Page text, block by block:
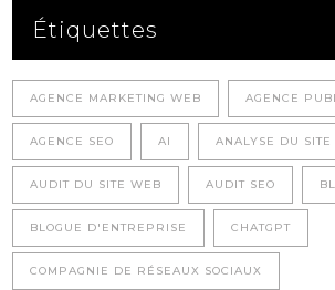
Étiquettes
AGENCE MARKETING WEB AGENCE
AGENCE SEO AI ANALYSE DU SITE
AUDIT DU SITE WEB AUDIT SEO
BLOGUE D'ENTREPRISE CHATGPT
COMPAGNIE DE RÉSEAUX SOCIAUX